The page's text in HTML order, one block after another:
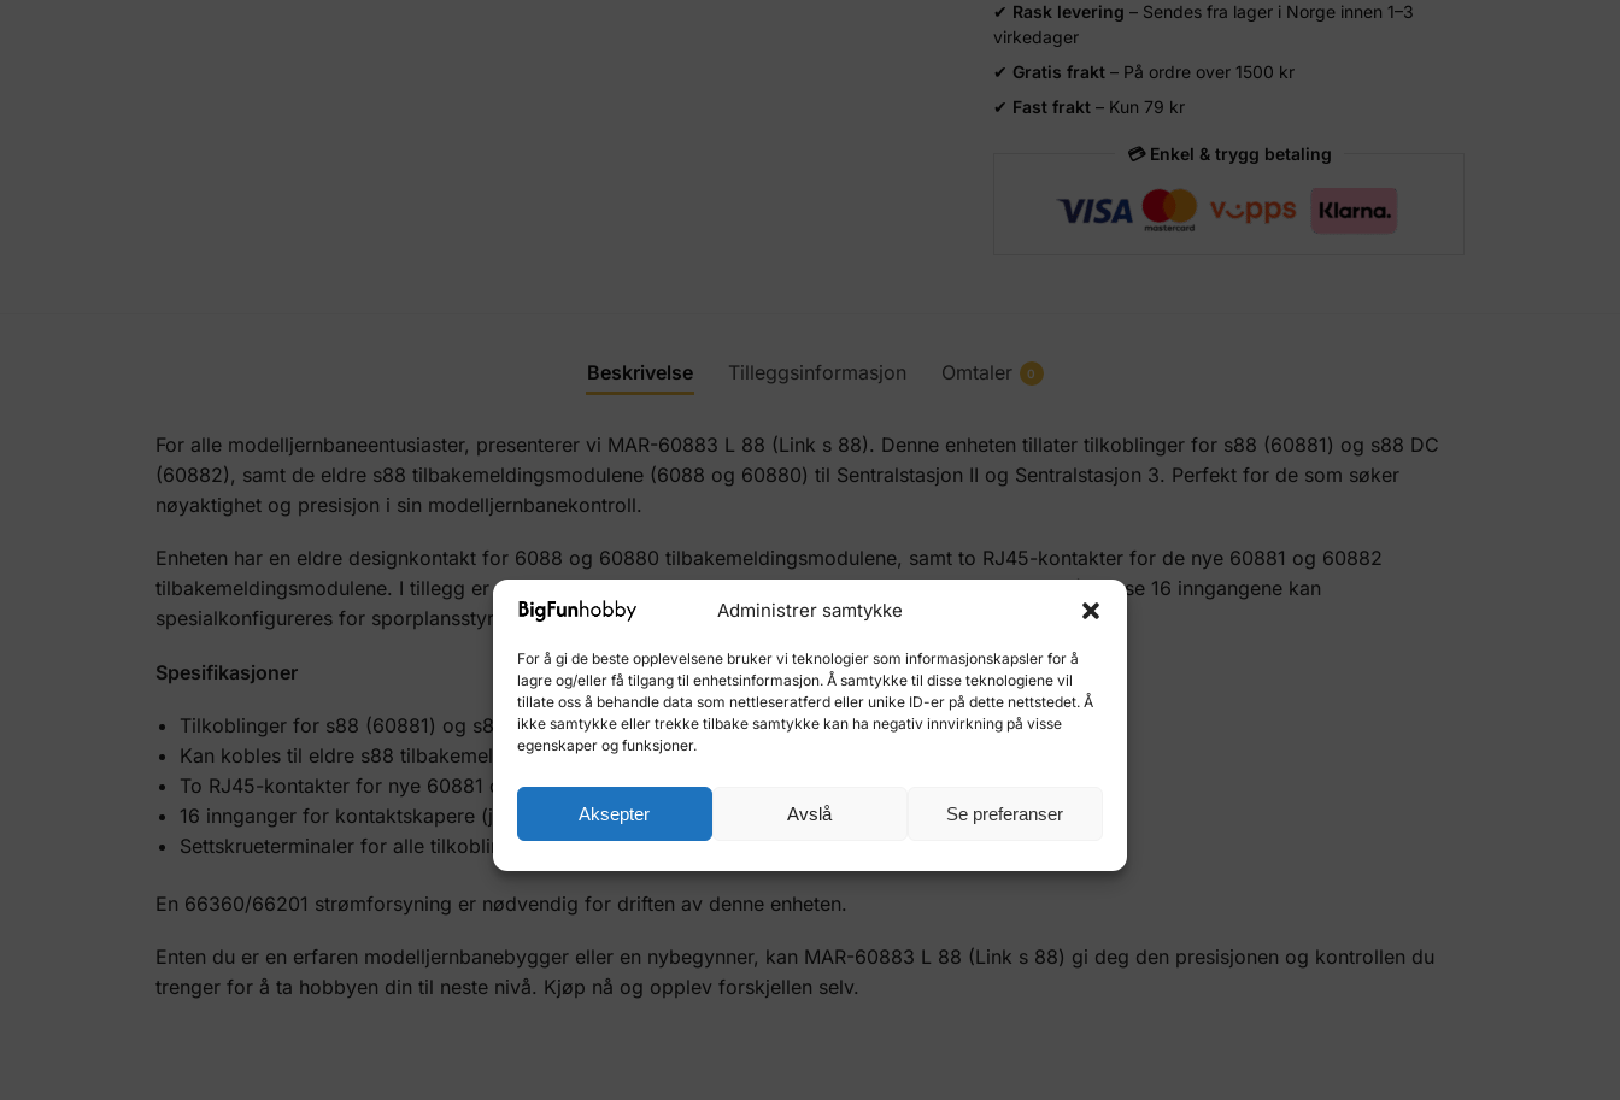
Administrer samtykke
For å gi de beste opplevelsene bruker vi teknologier som informasjonskapsler for å
lagre og/eller få tilgang til enhetsinformasjon. Å samtykke til disse teknologiene vil
tillate oss å behandle data som nettleseratferd eller unike ID-er på dette nettstedet. Å
ikke samtykke eller trekke tilbake samtykke kan ha negativ innvirkning på visse
egenskaper og funksjoner.
Aksepter Avslå Se preferanser
✔ Rask levering – Sendes fra lager i Norge innen 1–3
virkedager
✔ Gratis frakt – På ordre over 1500 kr
✔ Fast frakt – Kun 79 kr
💳 Enkel & trygg betaling
Beskrivelse Tilleggsinformasjon Omtaler 0
For alle modelljernbaneentusiaster, presenterer vi MAR-60883 L 88 (Link s 88). Denne enheten tillater tilkoblinger for s88 (60881) og s88 DC
(60882), samt de eldre s88 tilbakemeldingsmodulene (6088 og 60880) til Sentralstasjon II og Sentralstasjon 3. Perfekt for de som søker
nøyaktighet og presisjon i sin modelljernbanekontroll.
Enheten har en eldre designkontakt for 6088 og 60880 tilbakemeldingsmodulene, samt to RJ45-kontakter for de nye 60881 og 60882
tilbakemeldingsmodulene. I tillegg er det 16 innganger for kontaktskapere (jorddetektorer som 60881). Disse 16 inngangene kan
spesialkonfigureres for sporplansstyringsbrett, slik at en matrise med opptil 64 knapper kan opprettes.
Spesifikasjoner
Tilkoblinger for s88 (60881) og s88 DC (60882)
Kan kobles til eldre s88 tilbakemeldingsmoduler (6088 og 60880)
To RJ45-kontakter for nye 60881 og 60882 tilbakemeldingsmoduler
16 innganger for kontaktskapere (jorddetektorer som 60881)
Settskrueterminaler for alle tilkoblinger
En 66360/66201 strømforsyning er nødvendig for driften av denne enheten.
Enten du er en erfaren modelljernbanebygger eller en nybegynner, kan MAR-60883 L 88 (Link s 88) gi deg den presisjonen og kontrollen du
trenger for å ta hobbyen din til neste nivå. Kjøp nå og opplev forskjellen selv.